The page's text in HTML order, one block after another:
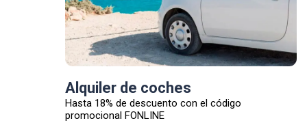
Alquiler de coches
Hasta 18% de descuento con el código
promocional FONLINE